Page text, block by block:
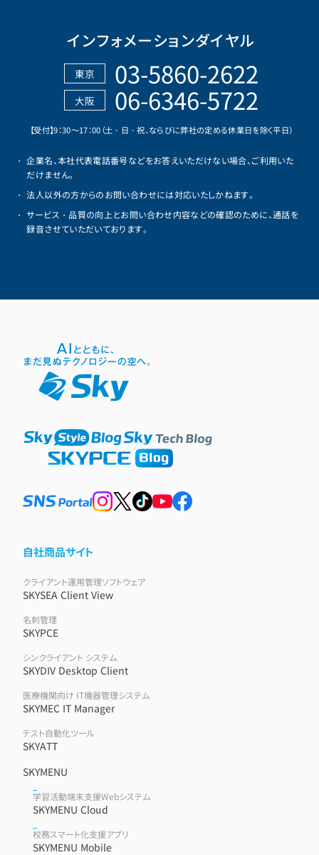
インフォメーションダイヤル
東京 03-5860-2622
大阪 06-6346-5722
【受付】9：30～17：00（土・日・祝、ならびに弊社の定める休業日を除く平日）
企業名、本社代表電話番号などをお答えいただけない場合、ご利用いた
だけません。
法人以外の方からのお問い合わせには対応いたしかねます。
サービス・品質の向上とお問い合わせ内容などの確認のために、通話を
録音させていただいております。
自社商品サイト
クライアント運用管理ソフトウェア
SKYSEA Client View
名刺管理
SKYPCE
シンクライアント システム
SKYDIV Desktop Client
医療機関向け IT機器管理システム
SKYMEC IT Manager
テスト自動化ツール
SKYATT
SKYMENU
学習活動端末支援Webシステム
SKYMENU Cloud
校務スマート化支援アプリ
SKYMENU Mobile